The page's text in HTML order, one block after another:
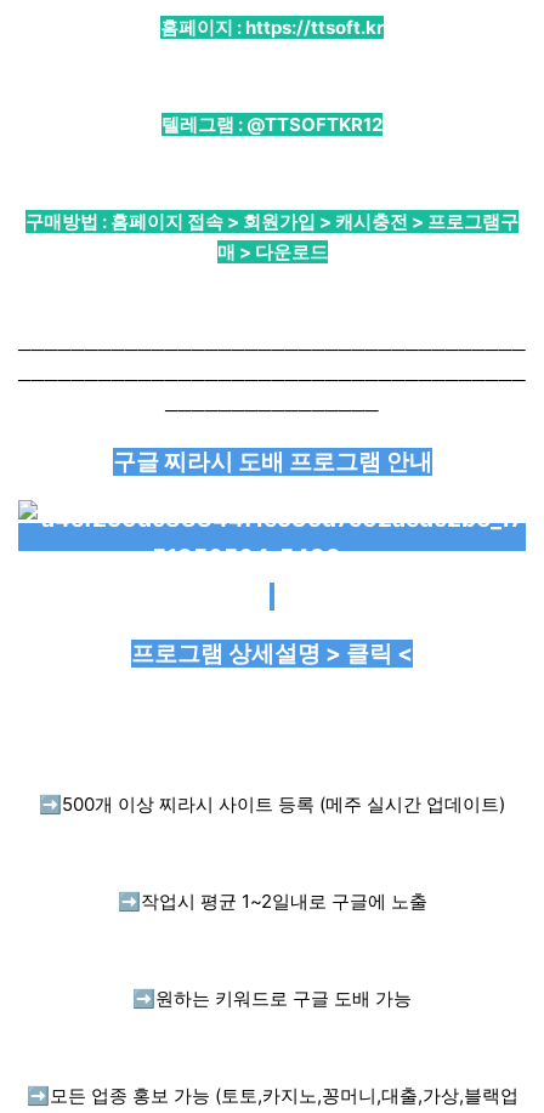
홈페이지 :https://ttsoft.kr
텔레그램 : @TTSOFTKR12
구매방법 : 홈페이지 접속 > 회원가입 > 캐시충전 > 프로그램구
매 > 다운로드
──────────────────────────────────────
──────────────────────────────────────
────────────────
구글 찌라시 도배 프로그램 안내
프로그램 상세설명 > 클릭 <
➡️ 500개 이상 찌라시 사이트 등록 (메주 실시간 업데이트)
➡️ 작업시 평균 1~2일내로 구글에 노출
➡️ 원하는 키워드로 구글 도배 가능
➡️ 모든 업종 홍보 가능 (토토,카지노,꽁머니,대출,가상,블랙업